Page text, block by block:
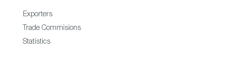
Exporters
Trade Commisions
Statistics